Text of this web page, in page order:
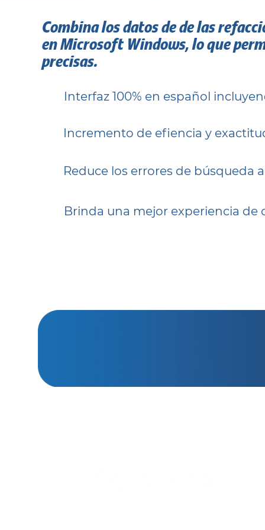
Combina los datos de de las
en Microsoft Windows, lo que
precisas.
Interfaz 100% en español
Incremento de efiencia y
Reduce los errores de búsqueda
Brinda una mejor experiencia de